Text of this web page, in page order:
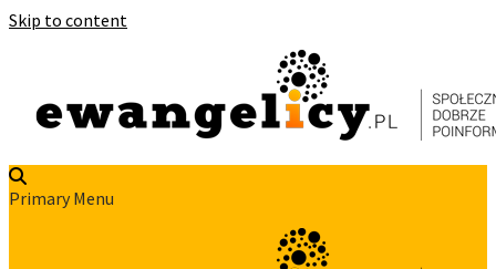
Skip to content
Primary Menu